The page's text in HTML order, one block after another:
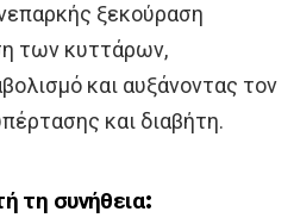
ξεκούραση
των κυττάρων,
και αυξάνοντας τον
και διαβήτη.
τη συνήθεια: